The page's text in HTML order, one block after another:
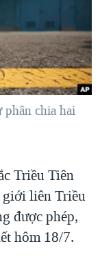
CUỘC'
chia hai
Triều Tiên
giới liên Triều
được phép,
hôm 18/7.